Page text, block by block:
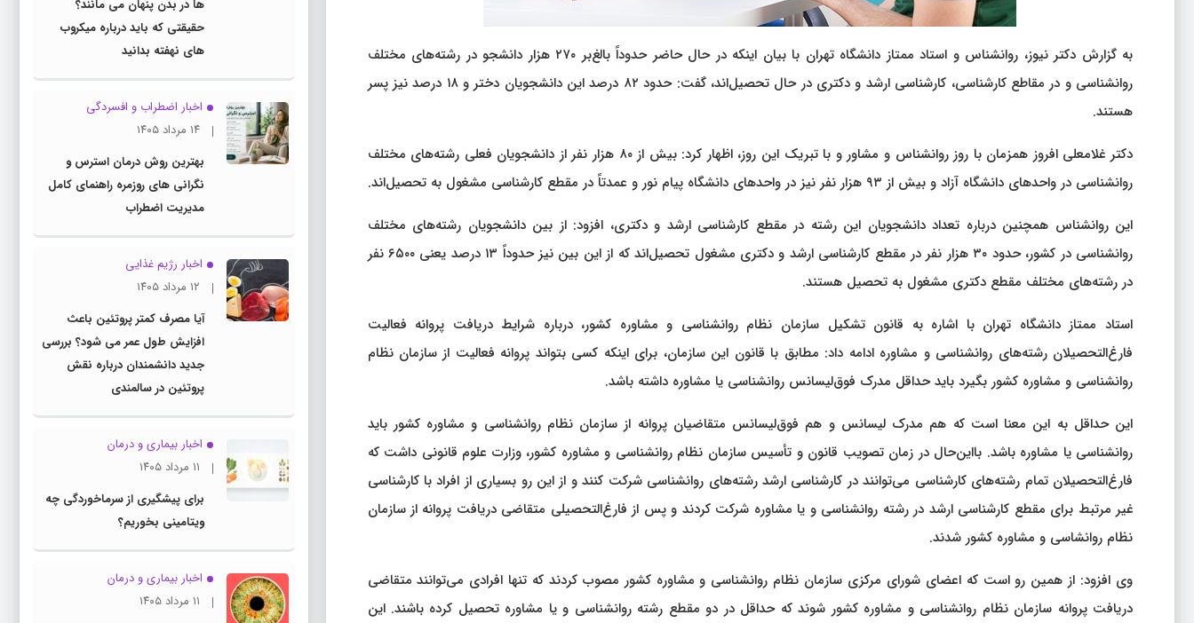
به گزارش دکتر نیوز، روانشناس و استاد ممتاز دانشگاه تهران با بیان اینکه در حال حاضر حدوداً بالغ‌بر ۲۷۰ هزار دانشجو در رشته‌های مختلف
روانشناسی و در مقاطع کارشناسی، کارشناسی ارشد و دکتری در حال تحصیل‌اند، گفت: حدود ۸۲ درصد این دانشجویان دختر و ۱۸ درصد نیز پسر
هستند.
دکتر غلامعلی افروز همزمان با روز روانشناس و مشاور و با تبریک این روز، اظهار کرد: بیش از ۸۰ هزار نفر از دانشجویان فعلی رشته‌های مختلف
روانشناسی در واحدهای دانشگاه آزاد و بیش از ۹۳ هزار نفر نیز در واحدهای دانشگاه پیام نور و عمدتاً در مقطع کارشناسی مشغول به تحصیل‌اند.
این روانشناس همچنین درباره تعداد دانشجویان این رشته در مقطع کارشناسی ارشد و دکتری، افزود: از بین دانشجویان رشته‌های مختلف
روانشناسی در کشور، حدود ۳۰ هزار نفر در مقطع کارشناسی ارشد و دکتری مشغول‌ تحصیل‌اند که از این بین نیز حدوداً ۱۳ درصد یعنی ۶۵۰۰ نفر
در رشته‌های مختلف مقطع دکتری مشغول به تحصیل هستند.
استاد ممتاز دانشگاه تهران با اشاره به قانون تشکیل سازمان نظام روانشناسی و مشاوره کشور، درباره شرایط دریافت پروانه فعالیت
فارغ‌التحصیلان رشته‌های روانشناسی و مشاوره ادامه داد: مطابق با قانون این سازمان، برای اینکه کسی بتواند پروانه فعالیت از سازمان نظام
روانشناسی و مشاوره کشور بگیرد باید حداقل مدرک فوق‌لیسانس روانشناسی یا مشاوره داشته باشد.
این حداقل به این معنا است که هم مدرک لیسانس و هم فوق‌لیسانس متقاضیان پروانه از سازمان نظام روانشناسی و مشاوره کشور باید
روانشناسی یا مشاوره باشد. بااین‌حال در زمان تصویب قانون و تأسیس سازمان نظام روانشناسی و مشاوره کشور، وزارت علوم قانونی داشت که
فارغ‌التحصیلان تمام رشته‌های کارشناسی می‌توانند در کارشناسی ارشد رشته‌های روانشناسی شرکت کنند و از این رو بسیاری از افراد با کارشناسی
غیر مرتبط برای مقطع کارشناسی ارشد در رشته روانشناسی و یا مشاوره شرکت کردند و پس از فارغ‌التحصیلی متقاضی دریافت پروانه از سازمان
نظام روانشاسی و مشاوره کشور شدند.
وی افزود: از همین رو است که اعضای شورای مرکزی سازمان نظام روانشناسی و مشاوره کشور مصوب کردند که تنها افرادی می‌توانند متقاضی
دریافت پروانه سازمان نظام روانشناسی و مشاوره کشور شوند که حداقل در دو مقطع رشته روانشناسی و یا مشاوره تحصیل کرده باشند. این
ها در بدن پنهان می مانند؟
حقیقتی که باید درباره میکروب
های نهفته بدانید
اخبار اضطراب و افسردگی
۱۴ مرداد ۱۴۰۵
بهترین روش درمان استرس و
نگرانی های روزمره راهنمای کامل
مدیریت اضطراب
اخبار رژیم غذایی
۱۲ مرداد ۱۴۰۵
آیا مصرف کمتر پروتئین باعث
افزایش طول عمر می شود؟ بررسی
جدید دانشمندان درباره نقش
پروتئین در سالمندی
اخبار بیماری و درمان
۱۱ مرداد ۱۴۰۵
برای پیشگیری از سرماخوردگی چه
ویتامینی بخوریم؟
اخبار بیماری و درمان
۱۱ مرداد ۱۴۰۵